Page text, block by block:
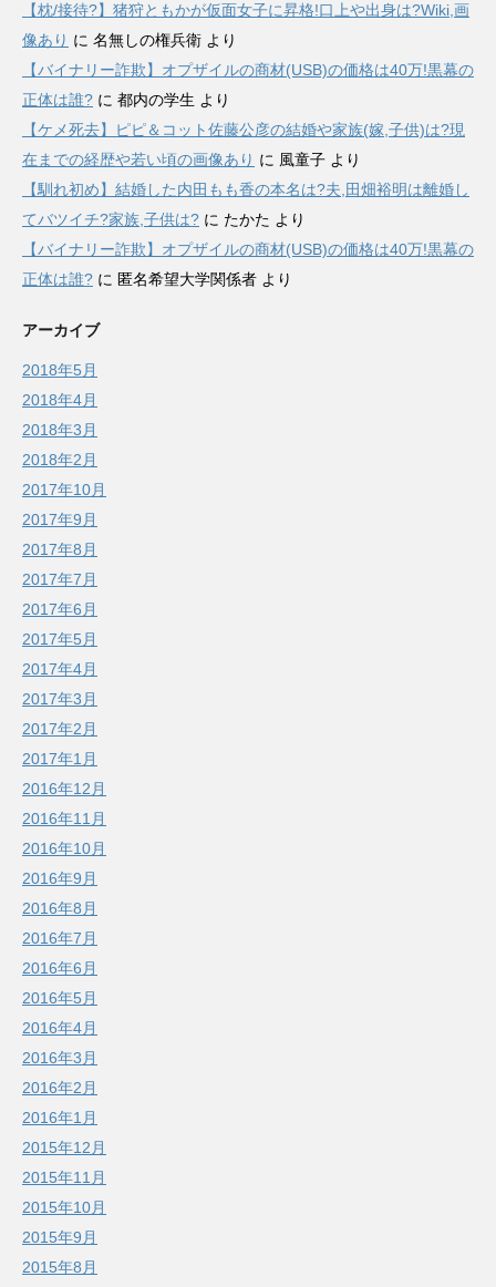
【枕/接待?】猪狩ともかが仮面女子に昇格!口上や出身は?Wiki,画
像あり に 名無しの権兵衛 より
【バイナリー詐欺】オプザイルの商材(USB)の価格は40万!黒幕の
正体は誰? に 都内の学生 より
【ケメ死去】ピピ＆コット佐藤公彦の結婚や家族(嫁,子供)は?現
在までの経歴や若い頃の画像あり に 風童子 より
【馴れ初め】結婚した内田もも香の本名は?夫,田畑裕明は離婚し
てバツイチ?家族,子供は? に たかた より
【バイナリー詐欺】オプザイルの商材(USB)の価格は40万!黒幕の
正体は誰? に 匿名希望大学関係者 より
アーカイブ
2018年5月
2018年4月
2018年3月
2018年2月
2017年10月
2017年9月
2017年8月
2017年7月
2017年6月
2017年5月
2017年4月
2017年3月
2017年2月
2017年1月
2016年12月
2016年11月
2016年10月
2016年9月
2016年8月
2016年7月
2016年6月
2016年5月
2016年4月
2016年3月
2016年2月
2016年1月
2015年12月
2015年11月
2015年10月
2015年9月
2015年8月